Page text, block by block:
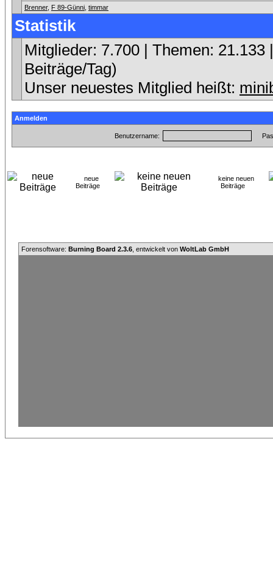
Brenner, F 89-Günni timmar
Statistik
Mitglieder: 7.700 | Themen:
Beiträge/Tag)
Unser neuestes Mitglied heißt:
Anmelden
Benutzername:
neue
Beiträge
keine neuen
Beiträge
Forensoftware: Burning Board 2.3.6 , entwickelt von WoltLab GmbH